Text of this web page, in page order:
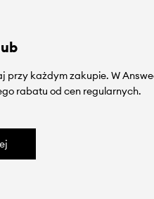
przy każdym zakupie. W
rabatu od cen regularnych.